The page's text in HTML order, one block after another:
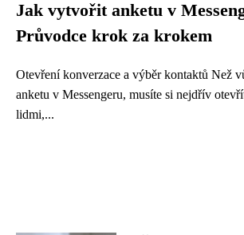
Jak vytvořit anketu v
Průvodce krok za krokem
Otevření konverzace a výběr kontaktů Než
anketu v Messengeru, musíte si nejdřív
lidmi,...